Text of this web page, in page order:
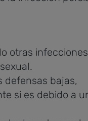
otras
defensas bajas,
si es debido a